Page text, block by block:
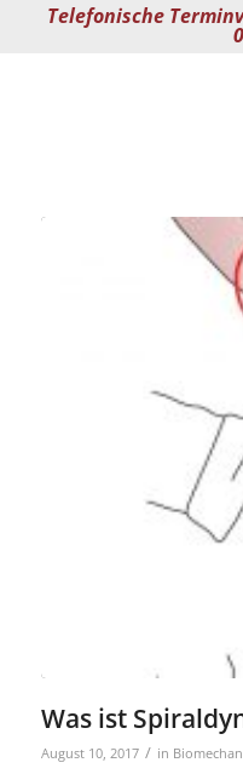
Telefonische
Was ist
August 10, 2017 / in